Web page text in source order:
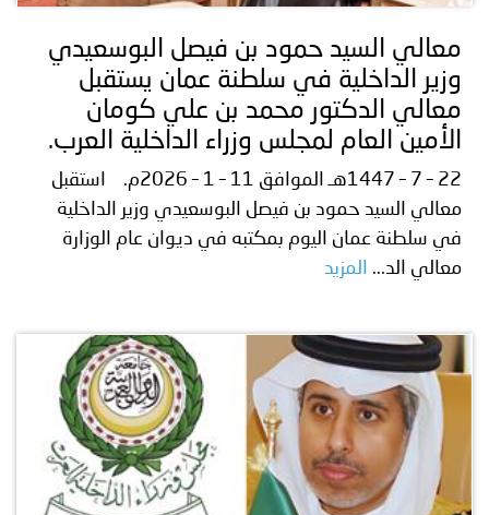
الإلكترونية
صور
وفيديو
مجلة
أصداء
الأمانة
إعلانات
من
نحن
اتصل
بنا
معالي السيد حمود بن فيصل البوسعيدي
وزير الداخلية في سلطنة عمان يستقبل
معالي الدكتور محمد بن علي كومان
الأمين العام لمجلس وزراء الداخلية العرب.
22 – 7 – 1447هـ الموافق 11 – 1 – 2026م. استقبل
معالي السيد حمود بن فيصل البوسعيدي وزير الداخلية
في سلطنة عمان اليوم بمكتبه في ديوان عام الوزارة
معالي الد...
المزيد